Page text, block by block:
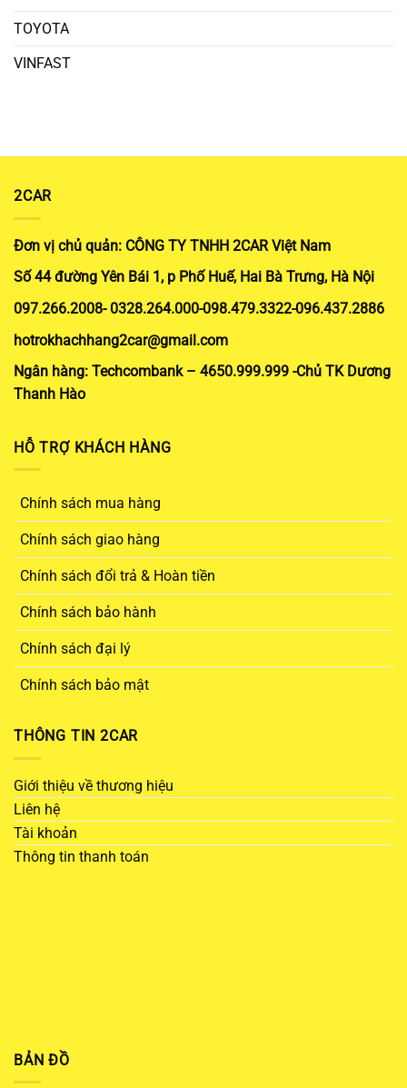
TOYOTA
VINFAST
2CAR
Đơn vị chủ quản: CÔNG TY TNHH 2CAR Việt Nam
Số 44 đường Yên Bái 1, p Phố Huế, Hai Bà Trưng, Hà Nội
097.266.2008- 0328.264.000-098.479.3322-096.437.2886
hotrokhachhang2car@gmail.com
Ngân hàng: Techcombank – 4650.999.999 -Chủ TK Dương
Thanh Hào
HỖ TRỢ KHÁCH HÀNG
Chính sách mua hàng
Chính sách giao hàng
Chính sách đổi trả & Hoàn tiền
Chính sách bảo hành
Chính sách đại lý
Chính sách bảo mật
THÔNG TIN 2CAR
Giới thiệu về thương hiệu
Liên hệ
Tài khoản
Thông tin thanh toán
BẢN ĐỒ